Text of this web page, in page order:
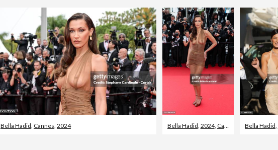
Bella Hadid, Cannes, 2024 Bella Hadid, 2024, Cannes Bella Hadid,